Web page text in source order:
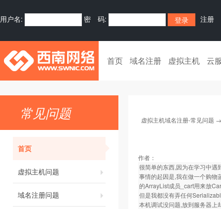
用户名: 密 码: 注册
首页 域名注册 虚拟主机 云
常见问题
首页
虚拟主机问题
域名注册问题
虚拟主机域名注册-常见问题
作者：
很简单的东西,因为在学习中遇
事情的起因是,我在做一个购
的ArrayList成员_cart用来放
但是我都没有弄任何
本机调试没问题,放到服务器上